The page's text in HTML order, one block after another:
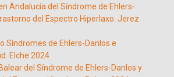
Andalucía del Síndrome de Ehlers-
del Espectro Hiperlaxo. Jerez
Síndromes de Ehlers-Danlos e
Elche 2024
del Síndrome de Ehlers-Danlos y